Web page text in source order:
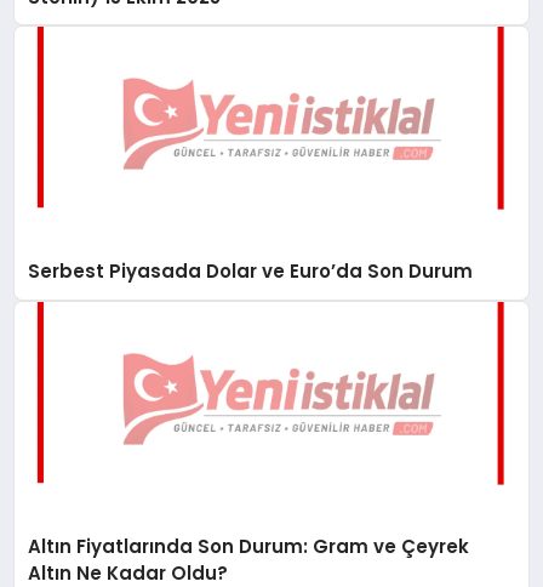
Serbest Piyasada Dolar ve Euro’da Son Durum
Altın Fiyatlarında Son Durum: Gram ve Çeyrek
Altın Ne Kadar Oldu?